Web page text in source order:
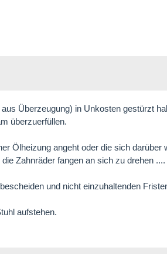
Überzeugung) in Unkosten gestürzt
überzuerfüllen.
Ölheizung angeht oder die sich
Zahnräder fangen an sich zu drehen ....
und nicht einzuhaltenden
aufstehen.